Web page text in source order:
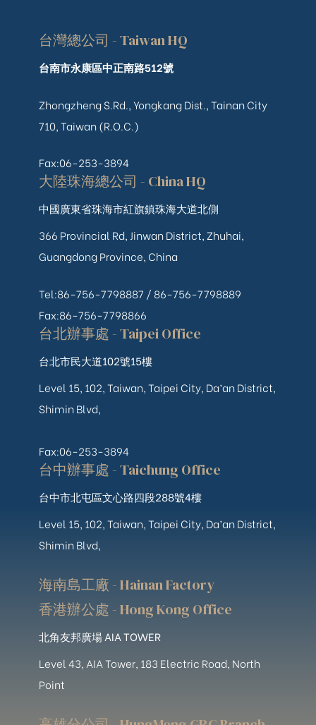
台灣總公司 - Taiwan HQ
台南市永康區中正南路512號
Zhongzheng S.Rd., Yongkang Dist., Tainan City
710, Taiwan (R.O.C.)
Fax:06-253-3894
大陸珠海總公司 - China HQ
中國廣東省珠海市紅旗鎮珠海大道北側
366 Provincial Rd, Jinwan District, Zhuhai,
Guangdong Province, China
Tel:86-756-7798887 / 86-756-7798889
Fax:86-756-7798866
台北辦事處 - Taipei Office
台北市民大道102號15樓
Level 15, 102, Taiwan, Taipei City, Da’an District,
Shimin Blvd,
Fax:06-253-3894
台中辦事處 - Taichung Office
台中市北屯區文心路四段288號4樓
Level 15, 102, Taiwan, Taipei City, Da’an District,
Shimin Blvd,
海南島工廠 - Hainan Factory
香港辦公處 - Hong Kong Office
北角友邦廣場 AIA TOWER
Level 43, AIA Tower, 183 Electric Road, North
Point